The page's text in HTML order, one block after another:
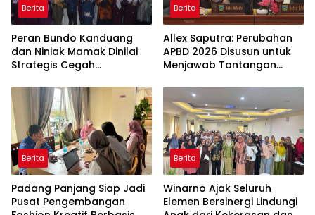
Berita
Peran Bundo Kanduang
dan Niniak Mamak Dinilai
Strategis Cegah
Berita
Allex Saputra: Perubahan
APBD 2026 Disusun untuk
Menjawab Tantangan
Berita
Padang Panjang Siap Jadi
Pusat Pengembangan
Berita
Winarno Ajak Seluruh
Elemen Bersinergi Lindungi